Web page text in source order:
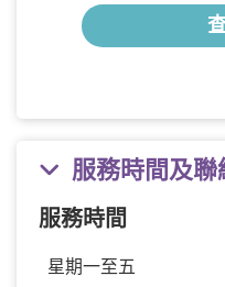
服務時間及聯
服務時間
星期一至五